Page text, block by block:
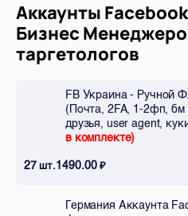
Аккаунты
Бизнес
таргетологов
FB Украина - Ручной
(Почта, 2FA, 1-2фп, бм
друзья, user agent,
в комплекте)
27шт.1490.00₽
Германия Аккаунта
Всего позиций в корзине
Сумма к оплате (без скидок)